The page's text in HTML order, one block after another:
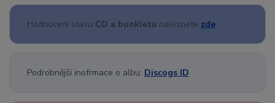
Hodnocení stavu CD a bookletu naleznete zde
Podrobnější inofrmace o albu: Discogs ID